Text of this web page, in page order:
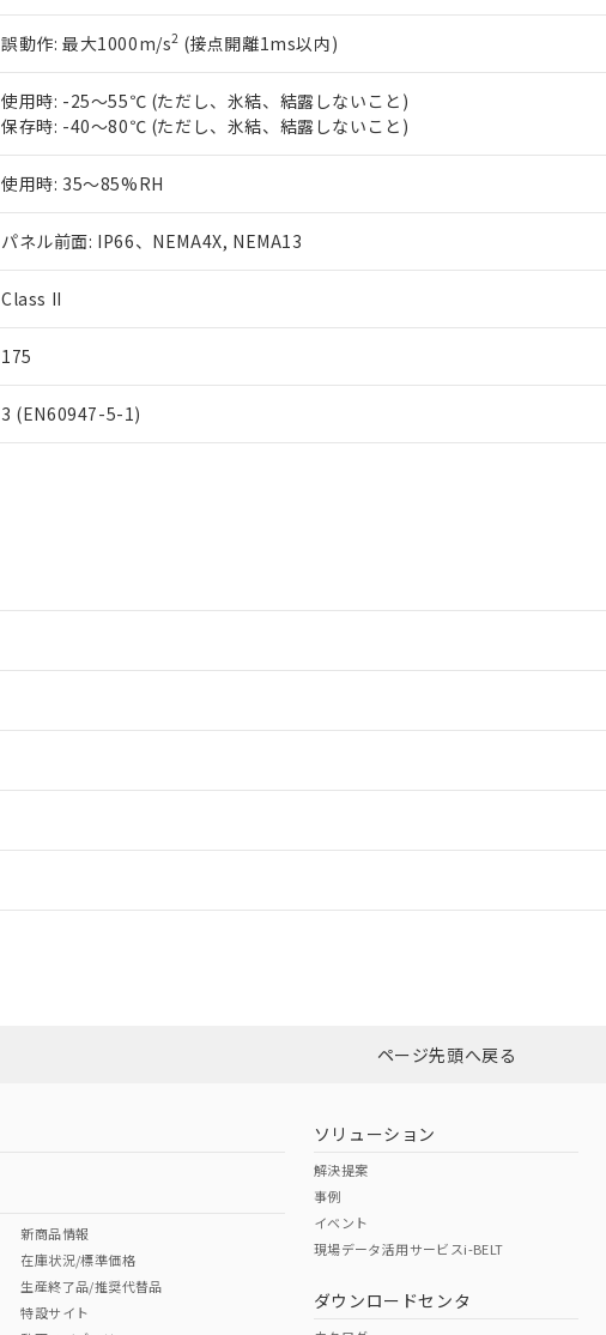
誤動作: 最大1000m/s2 (接点開離1ms以内)
使用時: -25～55℃ (ただし、氷結、結露しないこと)
保存時: -40～80℃ (ただし、氷結、結露しないこと)
使用時: 35～85%RH
パネル前面: IP66、NEMA4X, NEMA13
Class II
175
3 (EN60947-5-1)
ダウンロードはこちら
Cr(VI)
ページ先頭へ戻る
新商品情報
在庫状況/標準価格
生産終了品/推奨代替品
特設サイト
ソリューション
解決提案
事例
イベント
現場データ活用サービスi-BELT
ダウンロードセンタ